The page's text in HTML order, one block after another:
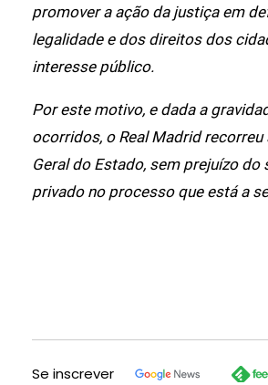
promover a ação da justiça em
legalidade e dos direitos dos
interesse público.
Por este motivo, e dada a
ocorridos, o Real Madrid
Geral do Estado, sem prejuízo do
privado no processo que está a
Se inscrever